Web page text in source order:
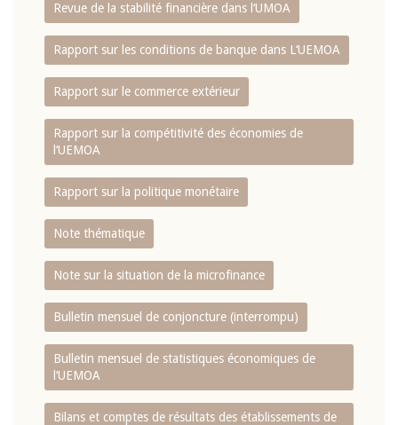
Revue de la stabilité financière dans l‘UMOA
Rapport sur les conditions de banque dans L‘UEMOA
Rapport sur le commerce extérieur
Rapport sur la compétitivité des économies de
l‘UEMOA
Rapport sur la politique monétaire
Note thématique
Note sur la situation de la microfinance
Bulletin mensuel de conjoncture (interrompu)
Bulletin mensuel de statistiques économiques de
l‘UEMOA
Bilans et comptes de résultats des établissements de